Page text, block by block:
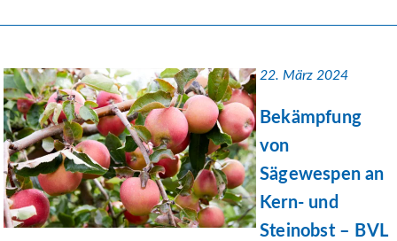
22. März 2024
Bekämpfung
von
Sägewespen an
Kern- und
Steinobst – BVL